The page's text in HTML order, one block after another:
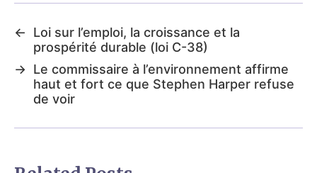
←
Loi sur l’emploi, la croissance et la
prospérité durable (loi C-38)
→ Le commissaire à l’environnement affirme
haut et fort ce que Stephen Harper refuse
de voir